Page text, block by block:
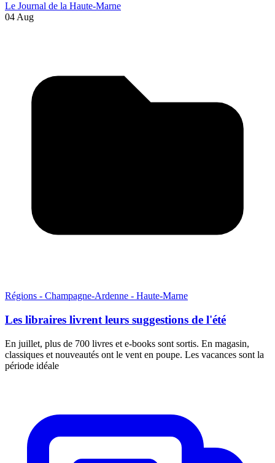
Le Journal de la Haute-Marne
04 Aug
Régions - Champagne-Ardenne - Haute-Marne
Les libraires livrent leurs suggestions de l'été
En juillet, plus de 700 livres et e-books sont sortis. En magasin,
classiques et nouveautés ont le vent en poupe. Les vacances sont la
période idéale